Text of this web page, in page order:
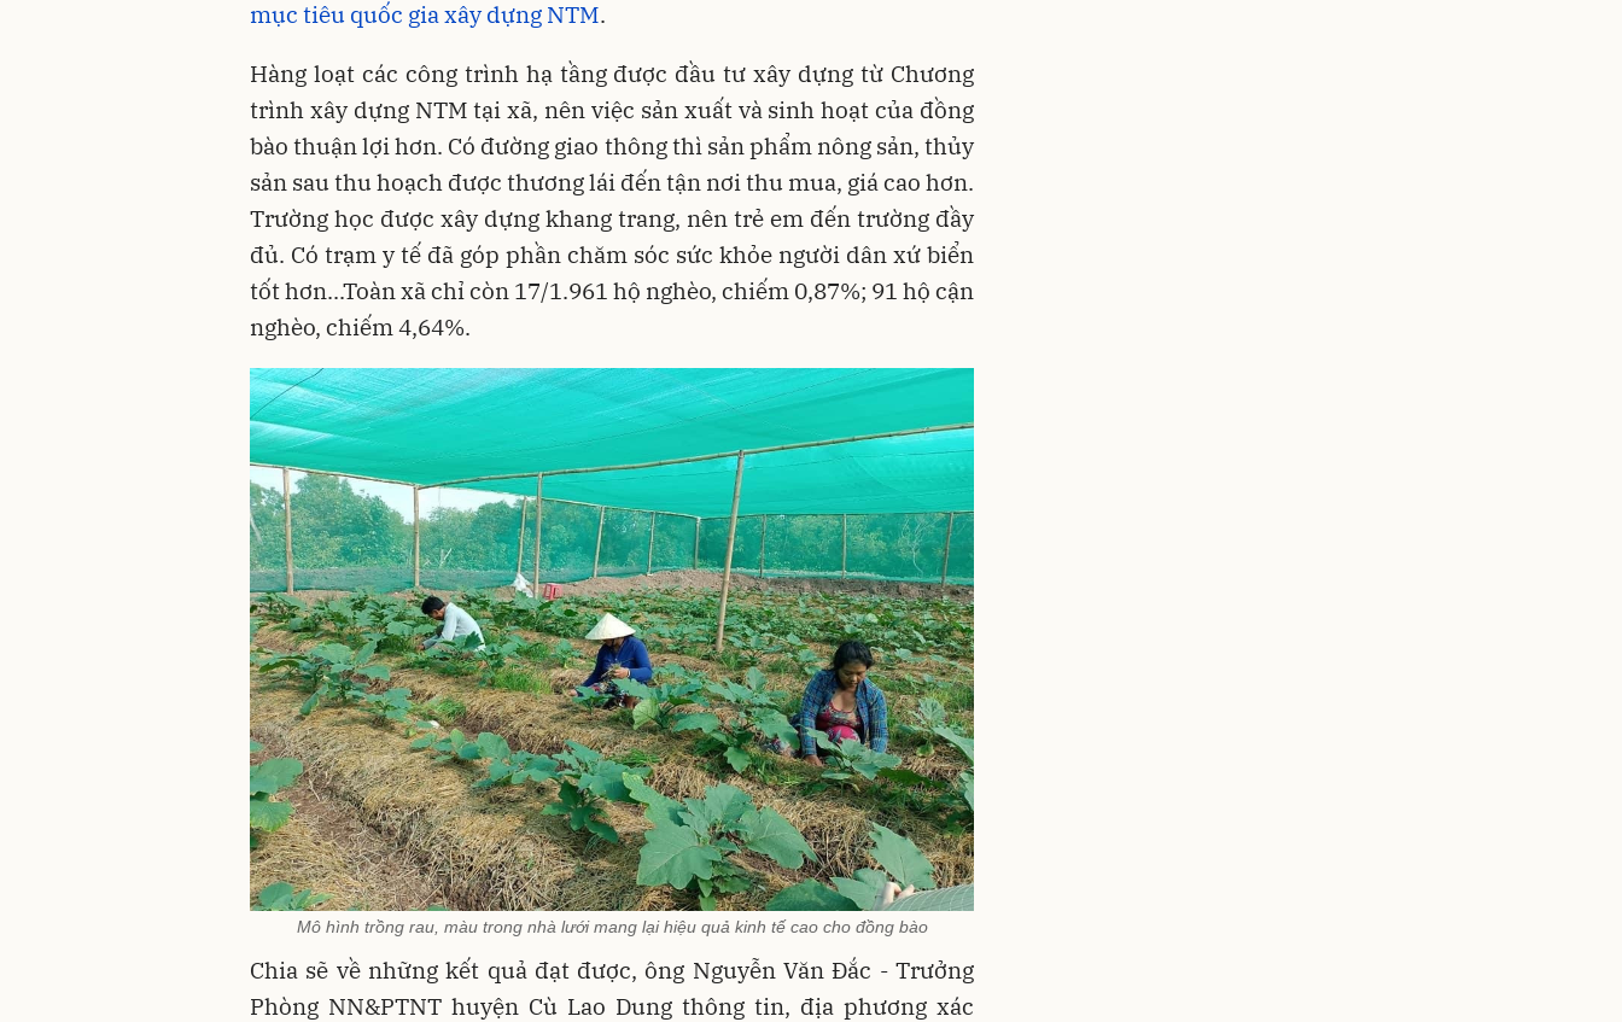
mục tiêu quốc gia xây dựng NTM.
Hàng loạt các công trình hạ tầng được đầu tư xây dựng từ Chương
trình xây dựng NTM tại xã, nên việc sản xuất và sinh hoạt của đồng
bào thuận lợi hơn. Có đường giao thông thì sản phẩm nông sản, thủy
sản sau thu hoạch được thương lái đến tận nơi thu mua, giá cao hơn.
Trường học được xây dựng khang trang, nên trẻ em đến trường đầy
đủ. Có trạm y tế đã góp phần chăm sóc sức khỏe người dân xứ biển
tốt hơn...Toàn xã chỉ còn 17/1.961 hộ nghèo, chiếm 0,87%; 91 hộ cận
nghèo, chiếm 4,64%.
Mô hình trồng rau, màu trong nhà lưới mang lại hiệu quả kinh tế cao cho đồng bào
Chia sẽ về những kết quả đạt được, ông Nguyễn Văn Đắc - Trưởng
Phòng NN&PTNT huyện Cù Lao Dung thông tin, địa phương xác